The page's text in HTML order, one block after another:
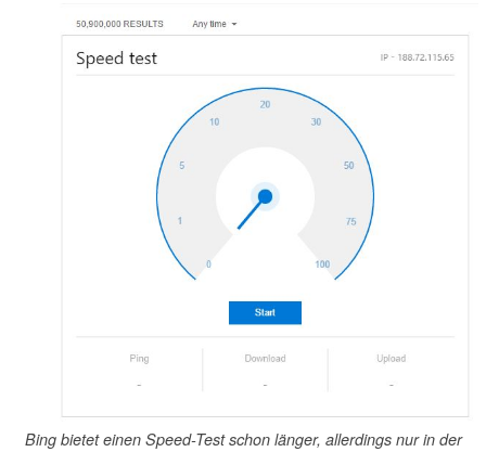
Bing bietet einen Speed-Test schon länger, allerdings nur in der